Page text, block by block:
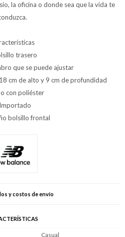
la oficina o donde sea que la vida te
trasero
que se puede ajustar
cm de alto y 9 cm de profundidad
con poliéster
bolsillo frontal
y costos de envío
Casual